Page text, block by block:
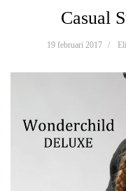
Casual
19 februari 2017